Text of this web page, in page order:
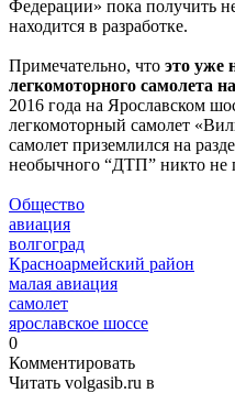
Федерации» пока получить
находится в разработке.
Примечательно, что это уже
легкомоторного самолета
2016 года на Ярославском
легкомоторный самолет
самолет приземлился на
необычного “ДТП” никто не
Общество
авиация
волгоград
Красноармейский район
малая авиация
самолет
ярославское шоссе
0
Комментировать
Читать volgasib.ru в